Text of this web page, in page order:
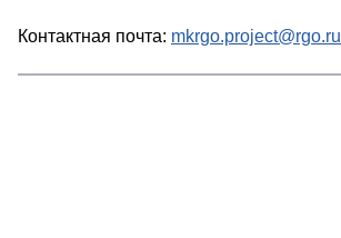
Контактная почта: mkrgo.project@rgo.ru